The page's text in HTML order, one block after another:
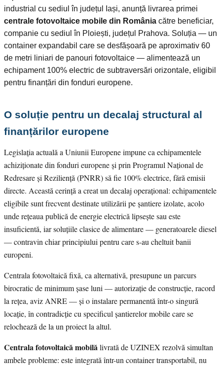
industrial cu sediul în județul Iași, anunță livrarea primei
centrale fotovoltaice mobile din România către beneficiar,
companie cu sediul în Ploiești, județul Prahova. Soluția — un
container expandabil care se desfășoară pe aproximativ 60
de metri liniari de panouri fotovoltaice — alimentează un
echipament 100% electric de subtraversări orizontale, eligibil
pentru finanțări din fonduri europene.
O soluție pentru un decalaj structural al
finanțărilor europene
Legislația actuală a Uniunii Europene impune ca echipamentele
achiziționate din fonduri europene și prin Programul Național de
Redresare și Reziliență (PNRR) să fie 100% electrice, fără emisii
directe. Această cerință a creat un decalaj operațional: echipamentele
eligibile sunt frecvent destinate utilizării pe șantiere izolate, acolo
unde rețeaua publică de energie electrică lipsește sau este
insuficientă, iar soluțiile clasice de alimentare — generatoarele diesel
— contravin chiar principiului pentru care s-au cheltuit banii
europeni.
Centrala fotovoltaică fixă, ca alternativă, presupune un parcurs
birocratic de minimum șase luni — autorizație de construcție, racord
la rețea, aviz ANRE — și o instalare permanentă într-o singură
locație, în contradicție cu specificul șantierelor mobile care se
relochează de la un proiect la altul.
Centrala fotovoltaică mobilălivrată de UZINEX rezolvă simultan
ambele probleme: este integrată într-un container transportabil, nu